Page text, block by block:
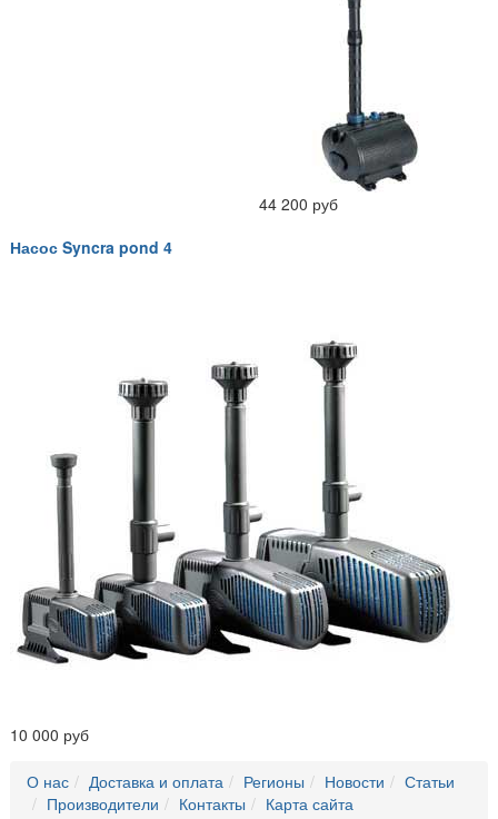
44 200 руб
Насос Syncra pond 4
10 000 руб
О нас Доставка и оплата Регионы Новости
Статьи
Производители
Контакты Карта сайта